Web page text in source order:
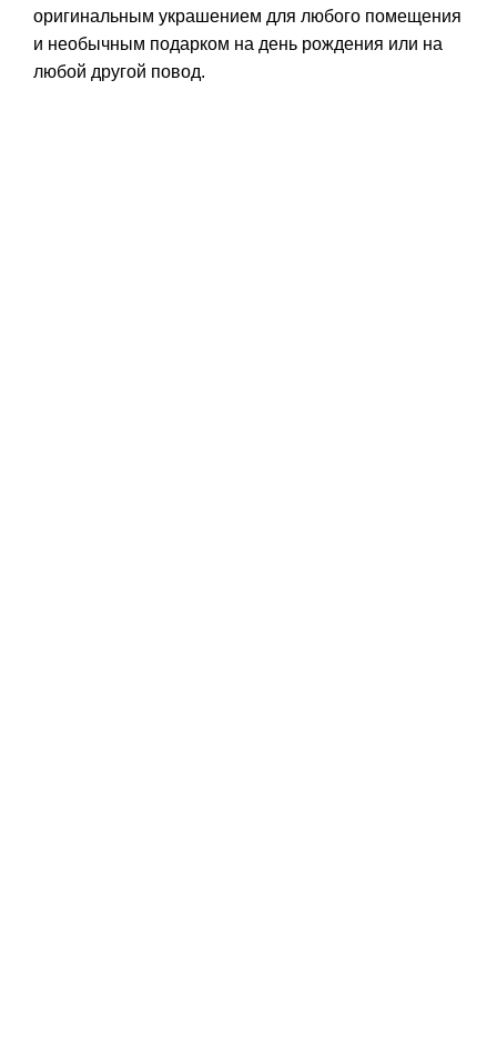
оригинальным украшением для любого помещения
и необычным подарком на день рождения или на
любой другой повод.